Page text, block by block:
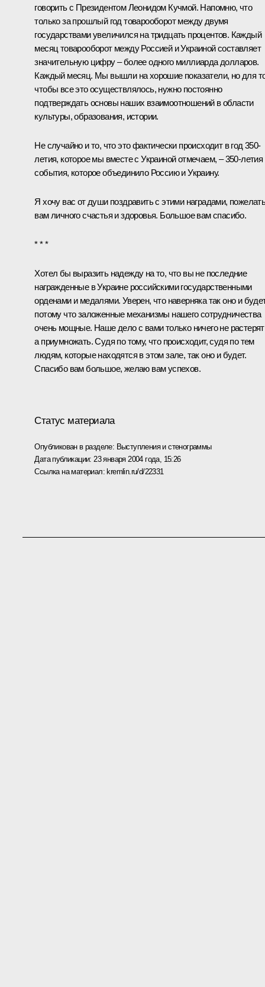
говорить с Президентом Леонидом Кучмой. Напомню, что
только за прошлый год товарооборот между двумя
государствами увеличился на тридцать процентов. Каждый
месяц товарооборот между Россией и Украиной составляет
значительную цифру – более одного миллиарда долларов.
Каждый месяц. Мы вышли на хорошие показатели, но для
чтобы все это осуществлялось, нужно постоянно
подтверждать основы наших взаимоотношений в области
культуры, образования, истории.
Не случайно и то, что это фактически происходит в год 350-
летия, которое мы вместе с Украиной отмечаем, – 350-летия
события, которое объединило Россию и Украину.
Я хочу вас от души поздравить с этими наградами,
вам личного счастья и здоровья. Большое вам спасибо.
* * *
Хотел бы выразить надежду на то, что вы не последние
награжденные в Украине российскими государственными
орденами и медалями. Уверен, что наверняка так оно и
потому что заложенные механизмы нашего сотрудничества
очень мощные. Наше дело с вами только ничего не
а приумножать. Судя по тому, что происходит, судя по тем
людям, которые находятся в этом зале, так оно и будет.
Спасибо вам большое, желаю вам успехов.
Статус материала
Опубликован в разделе: Выступления и стенограммы
Дата публикации: 23 января 2004 года, 15:26
Ссылка на материал:kremlin.ru/d/22331